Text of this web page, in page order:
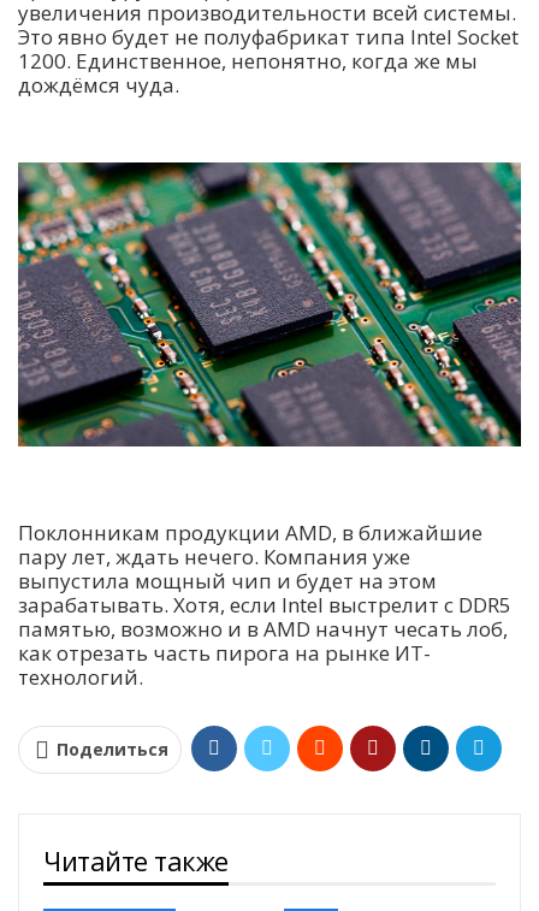
увеличения производительности всей системы.
Это явно будет не полуфабрикат типа Intel Socket
1200. Единственное, непонятно, когда же мы
дождёмся чуда.
Поклонникам продукции AMD, в ближайшие
пару лет, ждать нечего. Компания уже
выпустила мощный чип и будет на этом
зарабатывать. Хотя, если Intel выстрелит с DDR5
памятью, возможно и в AMD начнут чесать лоб,
как отрезать часть пирога на рынке ИТ-
технологий.
Поделиться
Читайте также